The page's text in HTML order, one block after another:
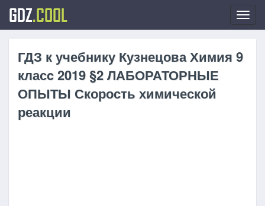
GDZ.COOL
ГДЗ к учебнику Кузнецова Химия 9
класc 2019 §2 ЛАБОРАТОРНЫЕ
ОПЫТЫ Скорость химической
реакции